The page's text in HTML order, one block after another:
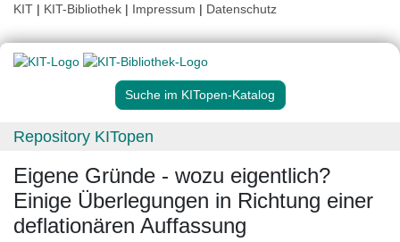
KIT | KIT-Bibliothek | Impressum | Datenschutz
Suche im KITopen-Katalog
Repository KITopen
Eigene Gründe - wozu eigentlich?
Einige Überlegungen in Richtung einer
deflationären Auffassung